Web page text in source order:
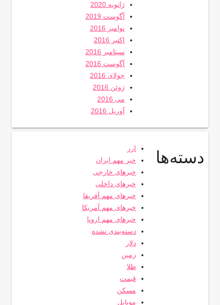
ژانویه 2020
آگوست 2019
نوامبر 2016
اکتبر 2016
سپتامبر 2016
آگوست 2016
جولای 2016
ژوئن 2016
می 2016
آوریل 2016
دسته‌ها
ارز
خبر مهم ایران
خبرهای خارجی
خبرهای داخلی
خبرهای مهم آفریقا
خبرهای مهم آمریکا
خبرهای مهم اروپا
دسته‌بندی نشده
دلار
زمین
طلا
قیمت
مسکن
موبایل